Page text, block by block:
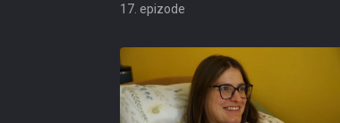
17. epizode